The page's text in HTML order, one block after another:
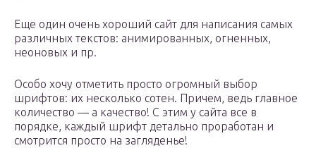
Еще один очень хороший сайт для написания самых
различных текстов: анимированных, огненных,
неоновых и пр.
Особо хочу отметить просто огромный выбор
шрифтов: их несколько сотен. Причем, ведь главное
количество — а качество! С этим у сайта все в
порядке, каждый шрифт детально проработан и
смотрится просто на загляденье!